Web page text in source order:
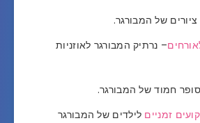
של המבורגר.
– נרתיק המבורגר לאוזניות
סופר חמוד של המבורגר.
זמניים לילדים של המבורגר